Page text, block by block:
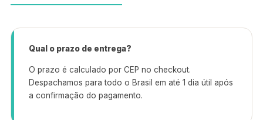
Qual o prazo de entrega?
O prazo é calculado por CEP no checkout.
Despachamos para todo o Brasil em até 1 dia útil após
a confirmação do pagamento.